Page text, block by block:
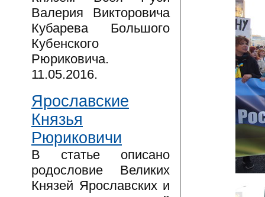
Валерия Викторовича
Кубарева Большого
Кубенского
Рюриковича.
11.05.2016.
Ярославские
Князья
Рюриковичи
В статье описано
родословие Великих
Князей Ярославских и